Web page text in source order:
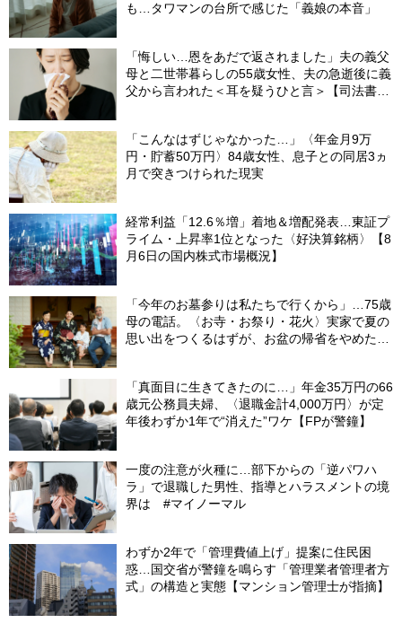
も…タワマンの台所で感じた「義娘の本音」
「悔しい…恩をあだで返されました」夫の義父
母と二世帯暮らしの55歳女性、夫の急逝後に義
父から言われた＜耳を疑うひと言＞【司法書士
「こんなはずじゃなかった…」〈年金月9万
円・貯蓄50万円〉84歳女性、息子との同居3ヵ
月で突きつけられた現実
経常利益「12.6％増」着地＆増配発表…東証プ
ライム・上昇率1位となった〈好決算銘柄〉【8
月6日の国内株式市場概況】
「今年のお墓参りは私たちで行くから」…75歳
母の電話。〈お寺・お祭り・花火〉実家で夏の
思い出をつくるはずが、お盆の帰省をやめた理
「真面目に生きてきたのに…」年金35万円の66
歳元公務員夫婦、〈退職金計4,000万円〉が定
年後わずか1年で“消えた”ワケ【FPが警鐘】
一度の注意が火種に…部下からの「逆パワハ
ラ」で退職した男性、指導とハラスメントの境
界は #マイノーマル
わずか2年で「管理費値上げ」提案に住民困
惑…国交省が警鐘を鳴らす「管理業者管理者方
式」の構造と実態【マンション管理士が指摘】